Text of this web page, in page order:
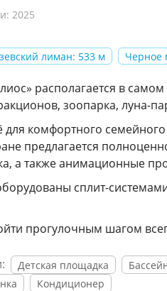
2025
лиман: 533 м Черное
располагается в
зоопарка, луна-
для комфортного
предлагается
а также анимационные
сплит-
прогулочным шагом
Детская площадка
Кондиционер